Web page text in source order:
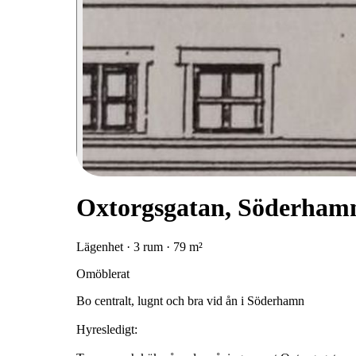
Oxtorgsgatan,
Lägenhet · 3 rum · 79 m²
Omöblerat
Bo centralt, lugnt och bra vid ån i Söderhamn
Hyresledigt: